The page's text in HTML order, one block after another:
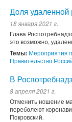
Доля удаленной
18 января 2021 г.
Глава
это возможно,
Темы: Мероприятия
Правительство
В
8 апреля 2021 г.
Отменить ношение
переболеют
Покровский.